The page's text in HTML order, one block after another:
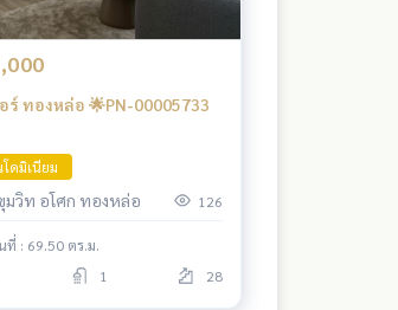
ร์ ทองหล่อ 🌟PN-00005733
ดมิเนียม
มวิท อโศก ทองหล่อ 126
ที่ : 69.50 ตร.ม.
1 28